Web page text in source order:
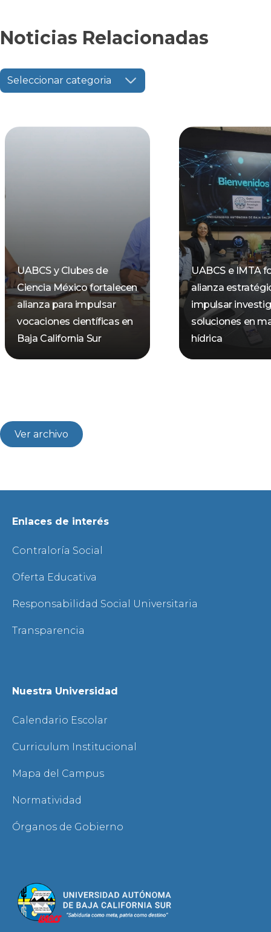
Noticias Relacionadas
Seleccionar categoria
UABCS y Clubes de
Ciencia México fortalecen
alianza para impulsar
vocaciones científicas en
Baja California Sur
UABCS e IMTA
alianza
impulsar
soluciones en
hídrica
Ver archivo
Enlaces de interés
Contraloría Social
Oferta Educativa
Responsabilidad Social Universitaria
Transparencia
Nuestra Universidad
Calendario Escolar
Curriculum Institucional
Mapa del Campus
Normatividad
Órganos de Gobierno